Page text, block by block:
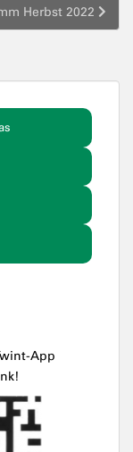
Herbst 2022
App